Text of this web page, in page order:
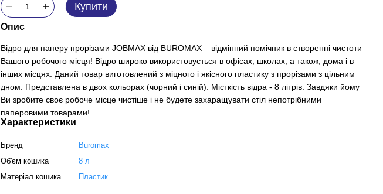
Купити
Опис
Відро для паперу прорізами JOBMAX від BUROMAX – відмінний помічник в створенні чистоти
Вашого робочого місця! Відро широко використовується в офісах, школах, а також, дома і в
інших місцях. Даний товар виготовлений з міцного і якісного пластику з прорізами з цільним
дном. Представлена в двох кольорах (чорний і синій). Місткість відра - 8 літрів. Завдяки йому
Ви зробите своє робоче місце чистіше і не будете захаращувати стіл непотрібними
паперовими товарами!
Характеристики
Бренд
Buromax
Об'єм кошика
8 л
Матеріал кошика
Пластик